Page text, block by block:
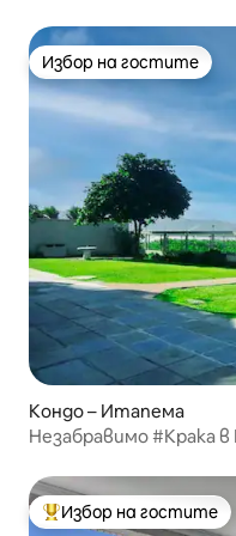
Избор на гостите
Избор на гостите
Кондо – Итапема
Незабравимо #Крака
Най-популярен избор
Избор на гостите